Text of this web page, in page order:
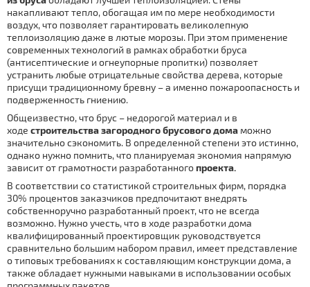
накапливают тепло, обогащая им по мере необходимости
воздух, что позволяет гарантировать великолепную
теплоизоляцию даже в лютые морозы. При этом применение
современных технологий в рамках обработки бруса
(антисептические и огнеупорные пропитки) позволяет
устранить любые отрицательные свойства дерева, которые
присущи традиционному бревну – а именно пожароопасность и
подверженность гниению.
Общеизвестно, что брус – недорогой материал и в
ходе строительства загородного брусового дома можно
значительно сэкономить. В определенной степени это истинно,
однако нужно помнить, что планируемая экономия напрямую
зависит от грамотности разработанногопроекта.
В соответствии со статистикой строительных фирм, порядка
30% процентов заказчиков предпочитают внедрять
собственноручно разработанный проект, что не всегда
возможно. Нужно учесть, что в ходе разработки дома
квалифицированный проектировщик руководствуется
сравнительно большим набором правил, имеет представление
о типовых требованиях к составляющим конструкции дома, а
также обладает нужными навыками в использовании особых